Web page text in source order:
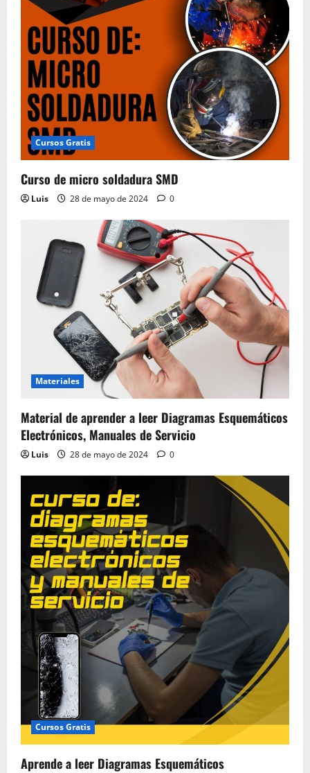
Cursos Gratis
Curso de micro soldadura SMD
Luis 28 de mayo de 2024 0
Materiales
Material de aprender a leer Diagramas Esquemáticos
Electrónicos, Manuales de Servicio
Luis 28 de mayo de 2024 0
Cursos Gratis
Aprende a leer Diagramas Esquemáticos